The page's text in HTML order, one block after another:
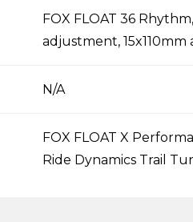
FOX FLOAT 36
adjustment, 15x110mm
N/A
FOX FLOAT X
Ride Dynamics Trail